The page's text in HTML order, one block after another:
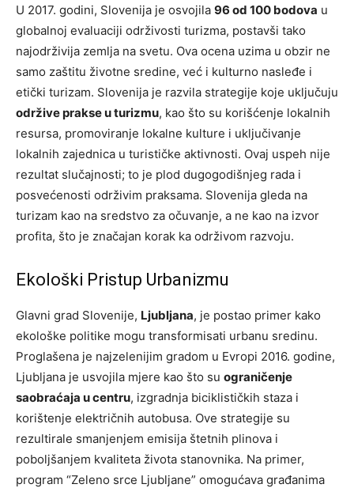
U 2017. godini, Slovenija je osvojila 96 od 100 bodova u
globalnoj evaluaciji održivosti turizma, postavši tako
najodrživija zemlja na svetu. Ova ocena uzima u obzir ne
samo zaštitu životne sredine, već i kulturno nasleđe i
etički turizam. Slovenija je razvila strategije koje uključuju
održive prakse u turizmu, kao što su korišćenje lokalnih
resursa, promoviranje lokalne kulture i uključivanje
lokalnih zajednica u turističke aktivnosti. Ovaj uspeh nije
rezultat slučajnosti; to je plod dugogodišnjeg rada i
posvećenosti održivim praksama. Slovenija gleda na
turizam kao na sredstvo za očuvanje, a ne kao na izvor
profita, što je značajan korak ka održivom razvoju.
Ekološki Pristup Urbanizmu
Glavni grad Slovenije, Ljubljana, je postao primer kako
ekološke politike mogu transformisati urbanu sredinu.
Proglašena je najzelenijim gradom u Evropi 2016. godine,
Ljubljana je usvojila mjere kao što su ograničenje
saobraćaja u centru, izgradnja biciklističkih staza i
korištenje električnih autobusa. Ove strategije su
rezultirale smanjenjem emisija štetnih plinova i
poboljšanjem kvaliteta života stanovnika. Na primer,
program “Zeleno srce Ljubljane” omogućava građanima